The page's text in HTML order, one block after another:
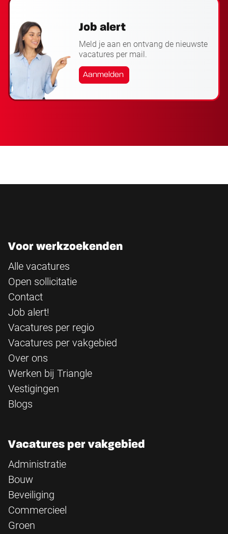
Job alert
Meld je aan en ontvang de nieuwste
vacatures per mail.
Aanmelden
Voor werkzoekenden
Alle vacatures
Open sollicitatie
Contact
Job alert!
Vacatures per regio
Vacatures per vakgebied
Over ons
Werken bij Triangle
Vestigingen
Blogs
Vacatures per vakgebied
Administratie
Bouw
Beveiliging
Commercieel
Groen